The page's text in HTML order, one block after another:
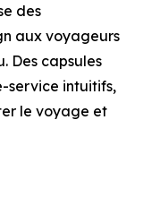
des
aux voyageurs
Des capsules
service intuitifs,
le voyage et